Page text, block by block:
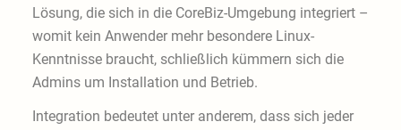
Lösung, die sich in die CoreBiz-Umgebung integriert –
womit kein Anwender mehr besondere Linux-
Kenntnisse braucht, schließlich kümmern sich die
Admins um Installation und Betrieb.
Integration bedeutet unter anderem, dass sich jeder